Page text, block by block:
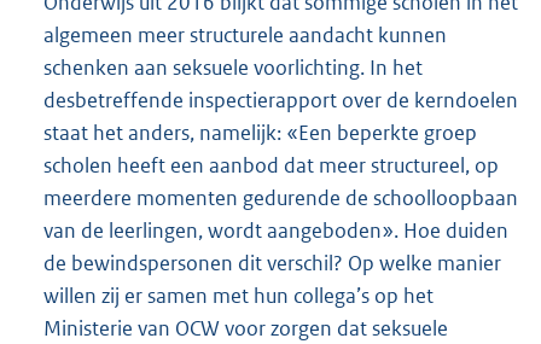
algemeen meer structurele aandacht kunnen
schenken aan seksuele voorlichting. In het
desbetreffende inspectierapport over de kerndoelen
staat het anders, namelijk: «Een beperkte groep
scholen heeft een aanbod dat meer structureel, op
meerdere momenten gedurende de schoolloopbaan
van de leerlingen, wordt aangeboden». Hoe duiden
de bewindspersonen dit verschil? Op welke manier
willen zij er samen met hun collega’s op het
Ministerie van OCW voor zorgen dat seksuele